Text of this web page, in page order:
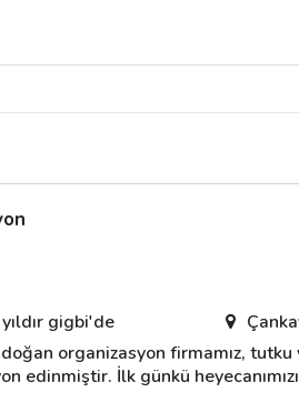
gigbi'de
organizasyon firmamız,
edinmiştir. İlk günkü